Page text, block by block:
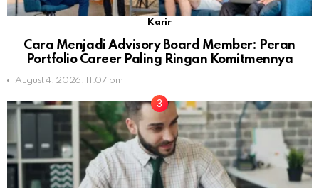
Karir
Cara Menjadi Advisory Board Member: Peran
Portfolio Career Paling Ringan Komitmennya
August 4, 2026, 11:07 pm